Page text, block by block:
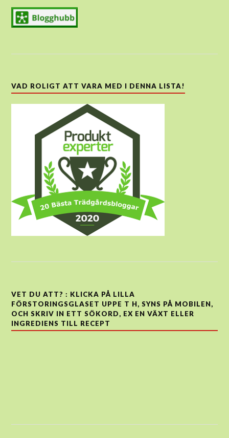
VAD ROLIGT ATT VARA MED I DENNA LISTA!
VET DU ATT? : KLICKA PÅ LILLA
FÖRSTORINGSGLASET UPPE T H, SYNS PÅ MOBILEN,
OCH SKRIV IN ETT SÖKORD, EX EN VÄXT ELLER
INGREDIENS TILL RECEPT